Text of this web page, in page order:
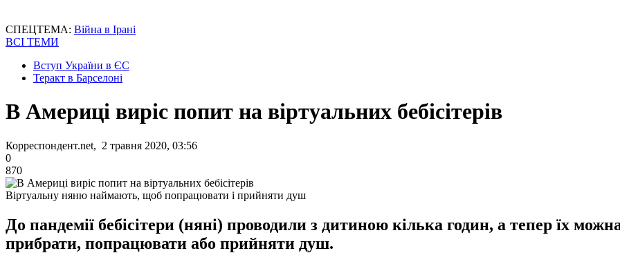
СПЕЦТЕМА: Війна в Ірані
ВСІ ТЕМИ
Вступ України в ЄС
Теракт в Барселоні
В Америці виріс попит на віртуальних бебісітерів
Корреспондент.net, 2 травня 2020, 03:56
0
870
Віртуальну няню наймають, щоб попрацювати і прийняти душ
До пандемії бебісітери (няні) проводили з дитиною кілька годин, а тепер їх
прибрати, попрацювати або прийняти душ.